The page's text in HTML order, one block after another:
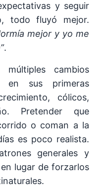
y seguir
todo fluyó mejor.
mejor y yo me
.
múltiples cambios
en sus primeras
cólicos,
Pretender que
o coman a la
es poco realista.
generales y
lugar de forzarlos